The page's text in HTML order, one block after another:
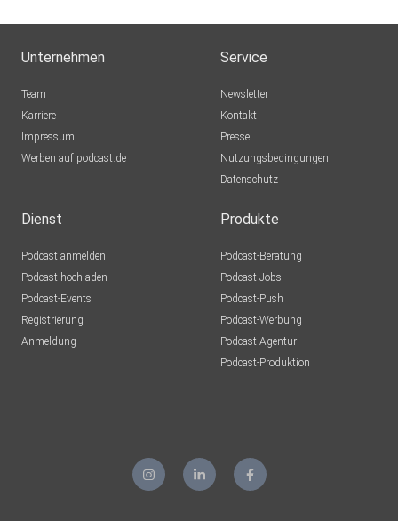
Unternehmen
Team
Karriere
Impressum
Werben auf podcast.de
Service
Newsletter
Kontakt
Presse
Nutzungsbedingungen
Datenschutz
Dienst
Podcast anmelden
Podcast hochladen
Podcast-Events
Registrierung
Anmeldung
Produkte
Podcast-Beratung
Podcast-Jobs
Podcast-Push
Podcast-Werbung
Podcast-Agentur
Podcast-Produktion